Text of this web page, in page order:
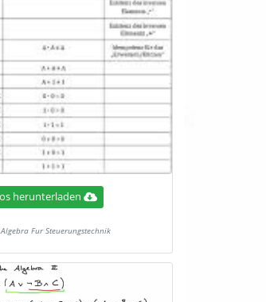
herunterladen
Fur Steuerungstechnik